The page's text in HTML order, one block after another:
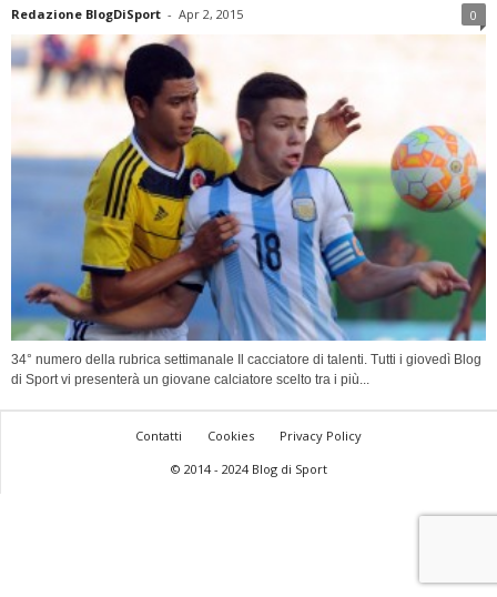
Redazione BlogDiSport - Apr 2, 2015 0
34° numero della rubrica settimanale Il cacciatore di talenti. Tutti i giovedì Blog
di Sport vi presenterà un giovane calciatore scelto tra i più...
Contatti Cookies
Privacy Policy
© 2014 - 2024 Blog di Sport